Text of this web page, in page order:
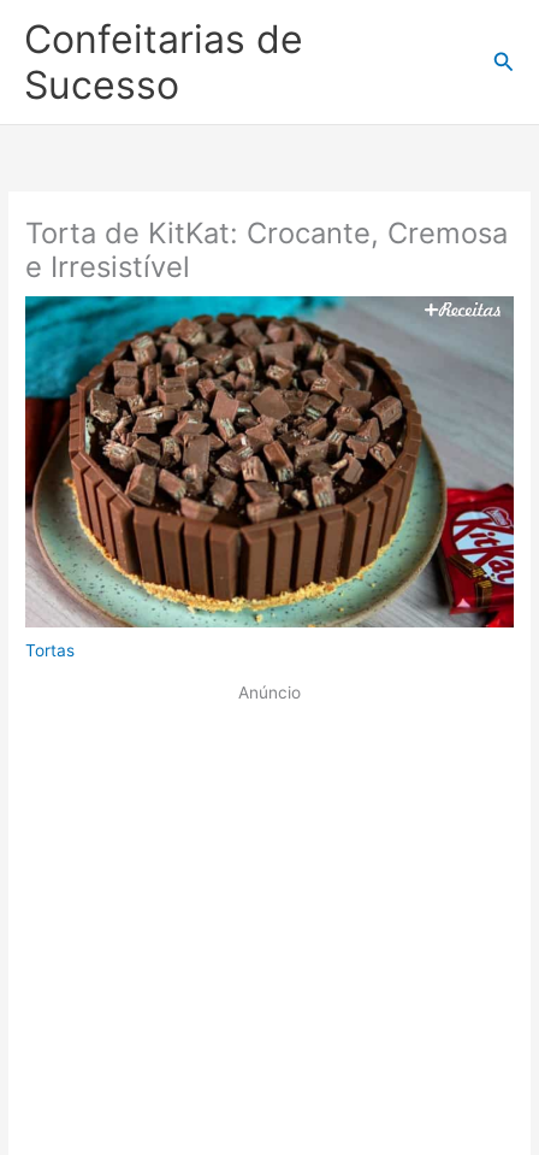
para
conteúdo
Confeitarias de
Sucesso
Torta de KitKat: Crocante, Cremosa
e Irresistível
Tortas
Anúncio